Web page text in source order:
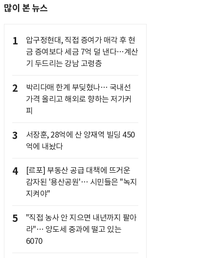
많이 본 뉴스
1
압구정현대, 직접 증여가 매각 후 현
금 증여보다 세금 7억 덜 낸다…계산
기 두드리는 강남 고령층
2
박리다매 한계 부딪혔나… 국내선
가격 올리고 해외로 향하는 저가커
피
3
서장훈, 28억에 산 양재역 빌딩 450
억에 내놨다
4
[르포] 부동산 공급 대책에 뜨거운
감자된 '용산공원'… 시민들은 "녹지
지켜야"
5
"직접 농사 안 지으면 내년까지 팔아
라"… 양도세 중과에 떨고 있는
6070